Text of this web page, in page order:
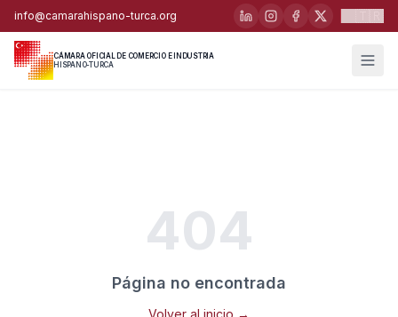
info@camarahispano-turca.org
CÁMARA OFICIAL DE COMERCIO E INDUSTRIA
HISPANO-TURCA
404
Página no encontrada
Volver al inicio →